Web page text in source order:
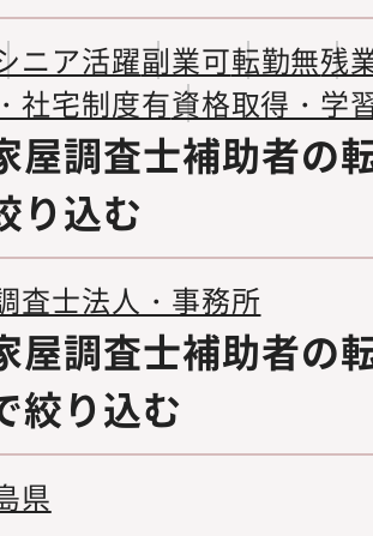
ニア活躍副業可転勤無残
社宅制度有資格取得・学
屋調査士補助者の
り込む
査士法人・事務所
屋調査士補助者の
絞り込む
県